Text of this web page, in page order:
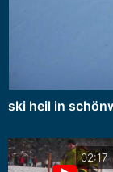
ski heil in
02:17